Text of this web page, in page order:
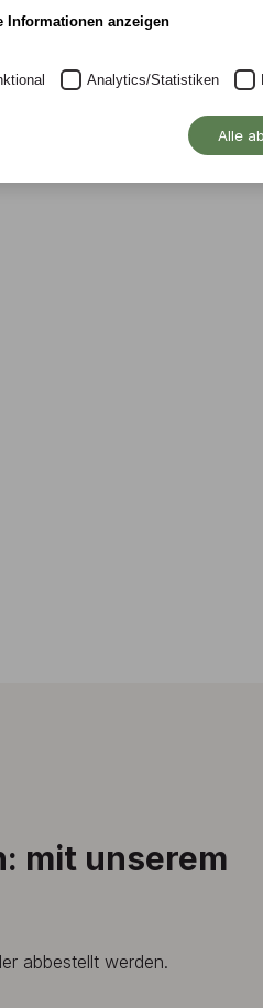
3 im
Fachbereich
Master of Arts
mit unserem
abbestellt werden.
Informationen anzeigen
Analytics/Statistiken
Alle